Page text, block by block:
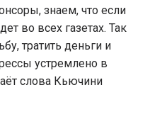
знаем, что если
во всех газетах. Так
тратить деньги и
устремлено в
слова Кьючини